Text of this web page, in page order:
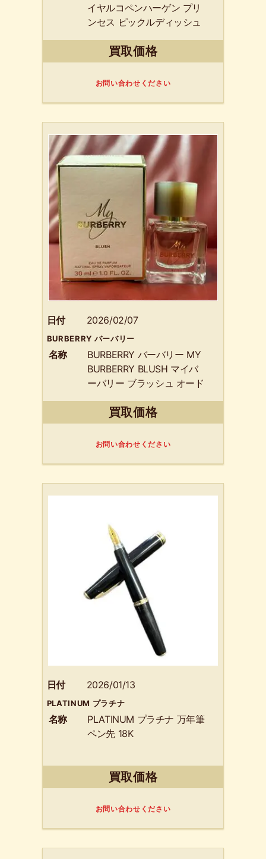
イヤルコペンハーゲン プリ
ンセス ピックルディッシュ
だきました
買取価格
お問い合わせください
日付 2026/02/07
BURBERRY バーバリー
名称
BURBERRY バーバリー MY
BURBERRY BLUSH マイバ
ーバリー ブラッシュ オード
買取価格
お問い合わせください
日付 2026/01/13
PLATINUM プラチナ
名称
PLATINUM プラチナ 万年筆
ペン先 18K
買取価格
お問い合わせください